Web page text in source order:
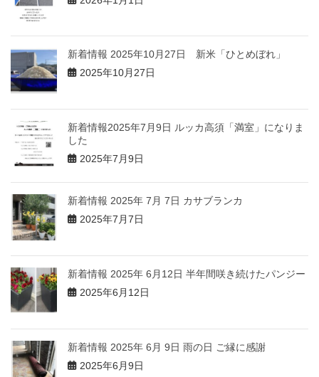
新着情報 2025年10月27日 新米「ひとめぼれ」
2025年10月27日
新着情報2025年7月9日 ルッカ高須「満室」になりま
した
2025年7月9日
新着情報 2025年 7月 7日 カサブランカ
2025年7月7日
新着情報 2025年 6月12日 半年間咲き続けたパンジー
2025年6月12日
新着情報 2025年 6月 9日 雨の日 ご縁に感謝
2025年6月9日